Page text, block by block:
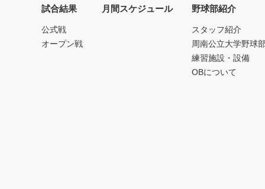
試合結果
公式戦
オープン戦
月間スケジュール 野球部紹介
スタッフ紹介
周南公立大学野球
練習施設・設備
OBについて